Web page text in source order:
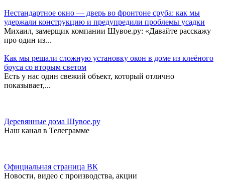
Нестандартное окно — дверь во фронтоне сруба: как мы
удержали конструкцию и предупредили проблемы усадки
Михаил, замерщик компании Шувое.ру: «Давайте расскажу
про один из...
Как мы решали сложную установку окон в доме из клеёного
бруса со вторым светом
Есть у нас один свежий объект, который отлично
показывает,...
Деревянные дома Шувое.ру
Наш канал в Телеграмме
Официальная страница ВК
Новости, видео с производства, акции